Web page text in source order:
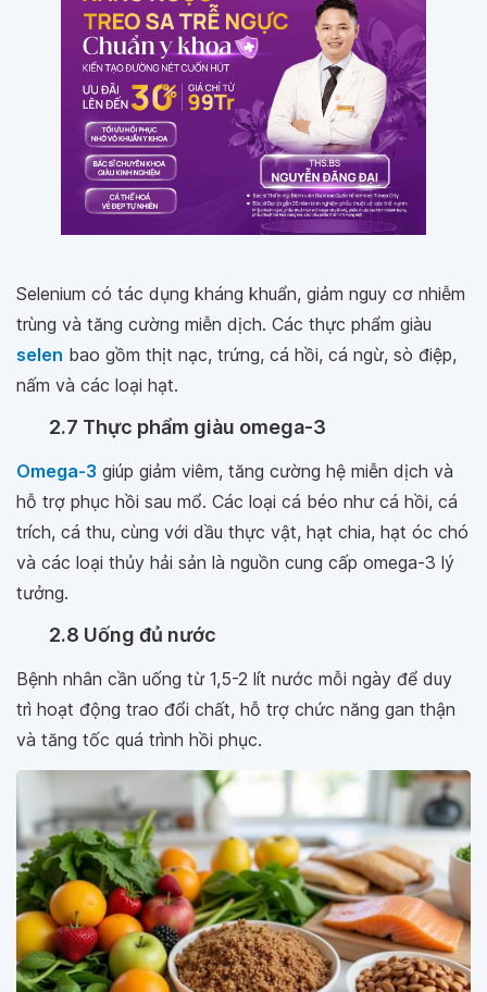
Selenium có tác dụng kháng khuẩn, giảm nguy cơ nhiễm
trùng và tăng cường miễn dịch. Các thực phẩm giàu
selen bao gồm thịt nạc, trứng, cá hồi, cá ngừ, sò điệp,
nấm và các loại hạt.
2.7 Thực phẩm giàu omega-3
Omega-3 giúp giảm viêm, tăng cường hệ miễn dịch và
hỗ trợ phục hồi sau mổ. Các loại cá béo như cá hồi, cá
trích, cá thu, cùng với dầu thực vật, hạt chia, hạt óc chó
và các loại thủy hải sản là nguồn cung cấp omega-3 lý
tưởng.
2.8 Uống đủ nước
Bệnh nhân cần uống từ 1,5-2 lít nước mỗi ngày để duy
trì hoạt động trao đổi chất, hỗ trợ chức năng gan thận
và tăng tốc quá trình hồi phục.